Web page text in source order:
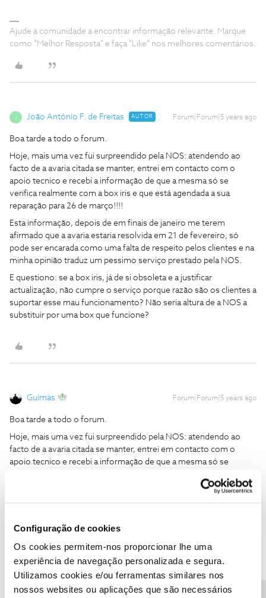
Configuração de cookies
Os cookies permitem-nos proporcionar lhe uma
experiência de navegação personalizada e segura.
Utilizamos cookies e/ou ferramentas similares nos
nossos websites ou aplicações que são necessários
Ajude a comunidade a encontrar informação relevante. Marque
como "Melhor Resposta" e faça "Like" nos melhores comentários.
João António F. de Freitas AUTOR Forum|Forum|5 years ago
Boa tarde a todo o forum.
Hoje, mais uma vez fui surpreendido pela NOS: atendendo ao
facto de a avaria citada se manter, entrei em contacto com o
apoio tecnico e recebi a informação de que a mesma só se
verifica realmente com a box iris e que está agendada a sua
reparação para 26 de março!!!!
Esta informação, depois de em finais de janeiro me terem
afirmado que a avaria estaria resolvida em 21 de fevereiro, só
pode ser encarada como uma falta de respeito pelos clientes e na
minha opinião traduz um pessimo serviço prestado pela NOS.
E questiono: se a box iris, já de si obsoleta e a justificar
actualização, não cumpre o serviço porque razão são os clientes a
suportar esse mau funcionamento? Não seria altura de a NOS a
substituir por uma box que funcione?
Guimas Forum|Forum|5 years ago
Boa tarde a todo o forum.
Hoje, mais uma vez fui surpreendido pela NOS: atendendo ao
facto de a avaria citada se manter, entrei em contacto com o
apoio tecnico e recebi a informação de que a mesma só se
pode ser encarada como uma falta de respeito pelos clientes e na
minha opinião traduz um pessimo serviço prestado pela NOS.
E questiono: se a box iris, já de si obsoleta e a justificar
actualização, não cumpre o serviço porque razão são os clientes a
substituir por uma box que funcione?